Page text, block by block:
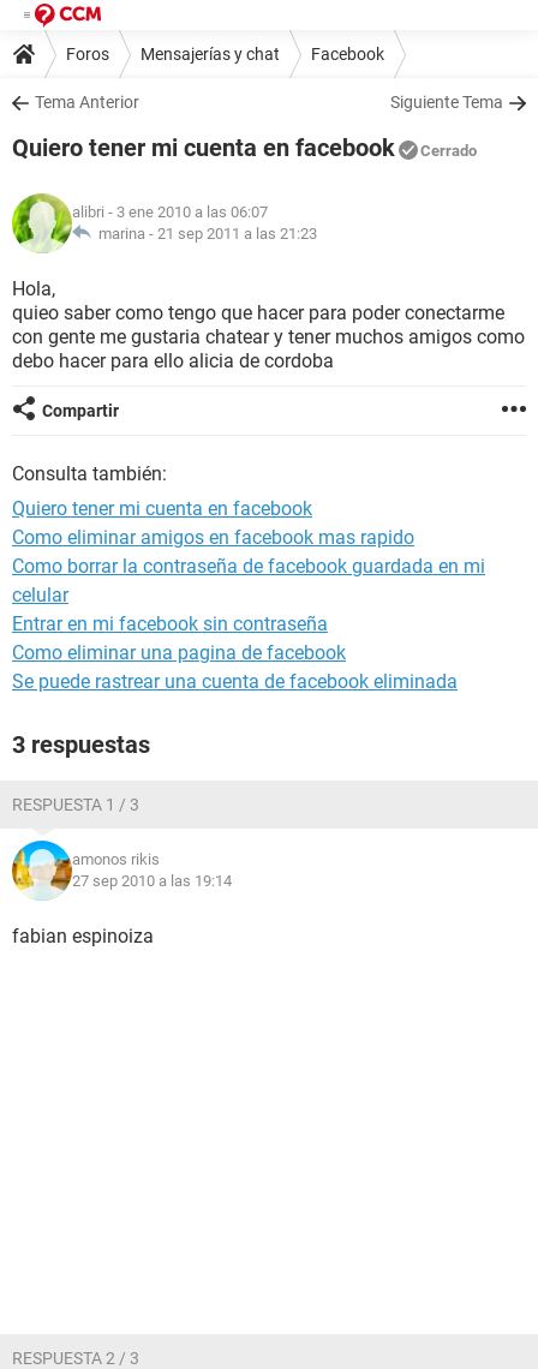
Foros Mensajerías y chat Facebook
Tema Anterior Siguiente Tema
Quiero tener mi cuenta en facebook Cerrado
alibri - 3 ene 2010 a las 06:07
marina - 21 sep 2011 a las 21:23
Hola,
quieo saber como tengo que hacer para poder conectarme
con gente me gustaria chatear y tener muchos amigos como
debo hacer para ello alicia de cordoba
Compartir
Consulta también:
Quiero tener mi cuenta en facebook
Como eliminar amigos en facebook mas rapido
Como borrar la contraseña de facebook guardada en mi
celular
Entrar en mi facebook sin contraseña
Como eliminar una pagina de facebook
Se puede rastrear una cuenta de facebook eliminada
3 respuestas
RESPUESTA 1 / 3
amonos rikis
27 sep 2010 a las 19:14
fabian espinoiza
RESPUESTA 2 / 3